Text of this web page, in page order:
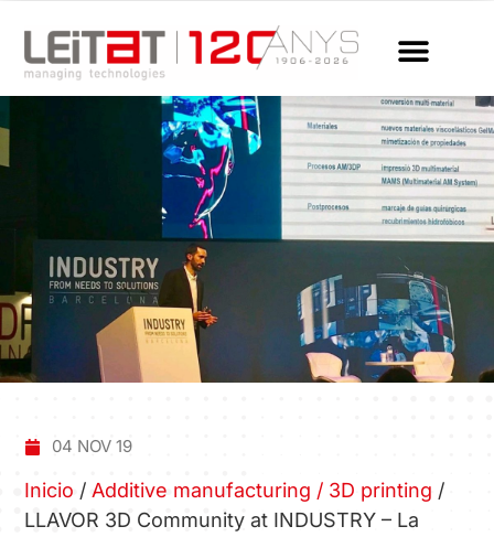
04 NOV 19
Inicio / Additive manufacturing / 3D printing /
LLAVOR 3D Community at INDUSTRY – La